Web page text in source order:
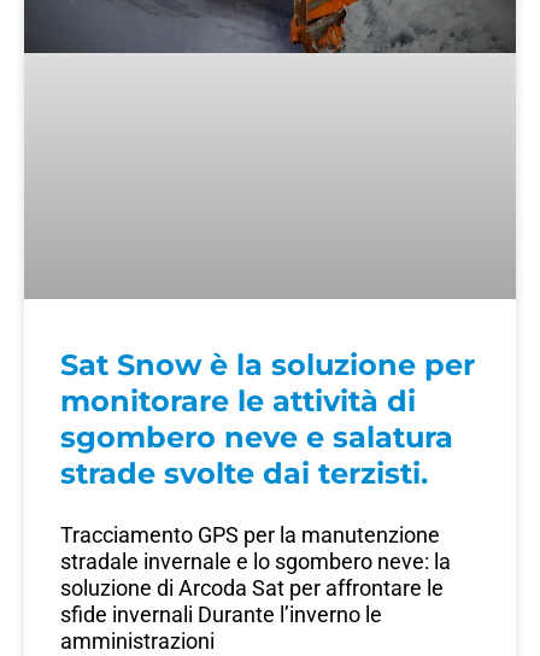
Sat Snow è la soluzione per
monitorare le attività di
sgombero neve e salatura
strade svolte dai terzisti.
Tracciamento GPS per la manutenzione
stradale invernale e lo sgombero neve: la
soluzione di Arcoda Sat per affrontare le
sfide invernali Durante l’inverno le
amministrazioni